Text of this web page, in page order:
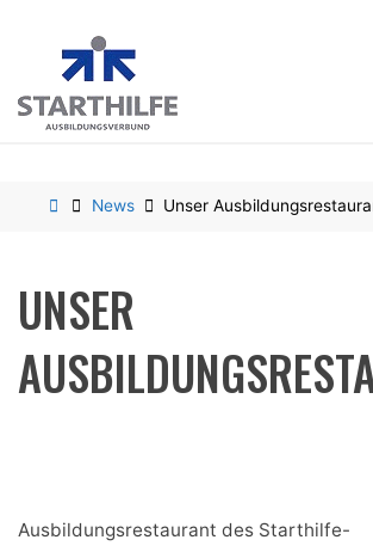
content
HomeNews Unser
UNSER
Ausbildungsrestaurant des Starthilfe-